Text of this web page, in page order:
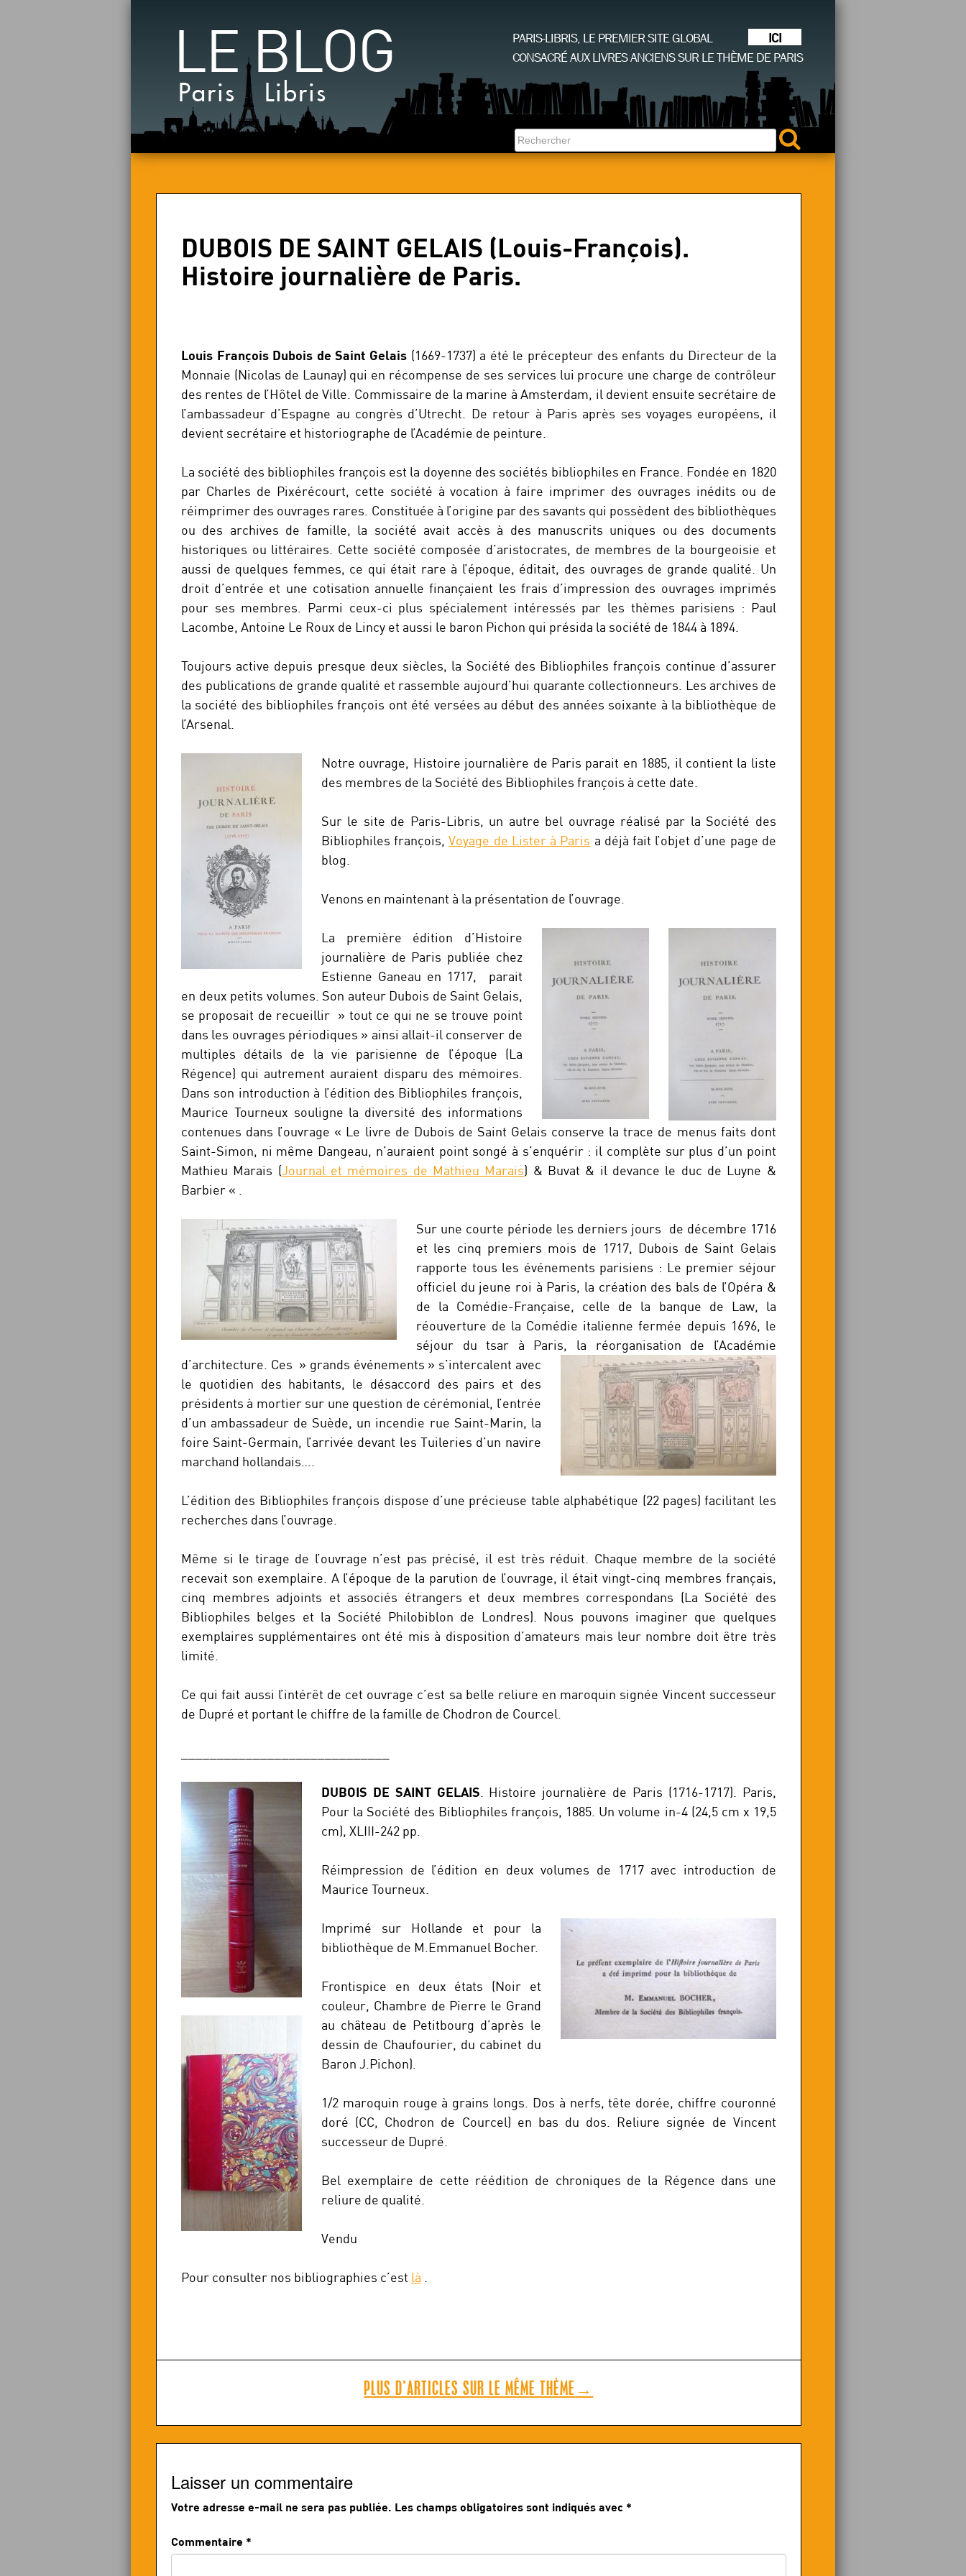
LE BLOG
Paris Libris
PARIS-LIBRIS, LE PREMIER SITE GLOBAL
ICI
CONSACRÉ AUX LIVRES ANCIENS SUR LE THÈME DE PARIS
DUBOIS DE SAINT GELAIS (Louis-François).
Histoire journalière de Paris.
Louis François Dubois de Saint Gelais (1669-1737) a été le précepteur des enfants du Directeur de la
Monnaie (Nicolas de Launay) qui en récompense de ses services lui procure une charge de contrôleur
des rentes de l’Hôtel de Ville. Commissaire de la marine à Amsterdam, il devient ensuite secrétaire de
l’ambassadeur d’Espagne au congrès d’Utrecht. De retour à Paris après ses voyages européens, il
devient secrétaire et historiographe de l’Académie de peinture.
La société des bibliophiles françois est la doyenne des sociétés bibliophiles en France. Fondée en 1820
par Charles de Pixérécourt, cette société à vocation à faire imprimer des ouvrages inédits ou de
réimprimer des ouvrages rares. Constituée à l’origine par des savants qui possèdent des bibliothèques
ou des archives de famille, la société avait accès à des manuscrits uniques ou des documents
historiques ou littéraires. Cette société composée d’aristocrates, de membres de la bourgeoisie et
aussi de quelques femmes, ce qui était rare à l’époque, éditait, des ouvrages de grande qualité. Un
droit d’entrée et une cotisation annuelle finançaient les frais d’impression des ouvrages imprimés
pour ses membres. Parmi ceux-ci plus spécialement intéressés par les thèmes parisiens : Paul
Lacombe, Antoine Le Roux de Lincy et aussi le baron Pichon qui présida la société de 1844 à 1894.
Toujours active depuis presque deux siècles, la Société des Bibliophiles françois continue d’assurer
des publications de grande qualité et rassemble aujourd’hui quarante collectionneurs. Les archives de
la société des bibliophiles françois ont été versées au début des années soixante à la bibliothèque de
l’Arsenal.
Notre ouvrage, Histoire journalière de Paris parait en 1885, il contient la liste
des membres de la Société des Bibliophiles françois à cette date.
Sur le site de Paris-Libris, un autre bel ouvrage réalisé par la Société des
Bibliophiles françois,Voyage de Lister à Paris a déjà fait l’objet d’une page de
blog.
Venons en maintenant à la présentation de l’ouvrage.
La première édition d’Histoire
journalière de Paris publiée chez
Estienne Ganeau en 1717, parait
en deux petits volumes. Son auteur Dubois de Saint Gelais,
se proposait de recueillir » tout ce qui ne se trouve point
dans les ouvrages périodiques » ainsi allait-il conserver de
multiples détails de la vie parisienne de l’époque (La
Régence) qui autrement auraient disparu des mémoires.
Dans son introduction à l’édition des Bibliophiles françois,
Maurice Tourneux souligne la diversité des informations
contenues dans l’ouvrage « Le livre de Dubois de Saint Gelais conserve la trace de menus faits dont
Saint-Simon, ni même Dangeau, n’auraient point songé à s’enquérir : il complète sur plus d’un point
Mathieu Marais (Journal et mémoires de Mathieu Marais) & Buvat & il devance le duc de Luyne &
Barbier « .
Sur une courte période les derniers jours de décembre 1716
et les cinq premiers mois de 1717, Dubois de Saint Gelais
rapporte tous les événements parisiens : Le premier séjour
officiel du jeune roi à Paris, la création des bals de l’Opéra &
de la Comédie-Française, celle de la banque de Law, la
réouverture de la Comédie italienne fermée depuis 1696, le
séjour du tsar à Paris, la réorganisation de l’Académie
d’architecture. Ces » grands événements » s’intercalent avec
le quotidien des habitants, le désaccord des pairs et des
présidents à mortier sur une question de cérémonial, l’entrée
d’un ambassadeur de Suède, un incendie rue Saint-Marin, la
foire Saint-Germain, l’arrivée devant les Tuileries d’un navire
marchand hollandais….
L’édition des Bibliophiles françois dispose d’une précieuse table alphabétique (22 pages) facilitant les
recherches dans l’ouvrage.
Même si le tirage de l’ouvrage n’est pas précisé, il est très réduit. Chaque membre de la société
recevait son exemplaire. A l’époque de la parution de l’ouvrage, il était vingt-cinq membres français,
cinq membres adjoints et associés étrangers et deux membres correspondans (La Société des
Bibliophiles belges et la Société Philobiblon de Londres). Nous pouvons imaginer que quelques
exemplaires supplémentaires ont été mis à disposition d’amateurs mais leur nombre doit être très
limité.
Ce qui fait aussi l’intérêt de cet ouvrage c’est sa belle reliure en maroquin signée Vincent successeur
de Dupré et portant le chiffre de la famille de Chodron de Courcel.
DUBOIS DE SAINT GELAIS. Histoire journalière de Paris (1716-1717). Paris,
Pour la Société des Bibliophiles françois, 1885. Un volume in-4 (24,5 cm x 19,5
cm), XLIII-242 pp.
Réimpression de l’édition en deux volumes de 1717 avec introduction de
Maurice Tourneux.
Imprimé sur Hollande et pour la
bibliothèque de M.Emmanuel Bocher.
Frontispice en deux états (Noir et
couleur, Chambre de Pierre le Grand
au château de Petitbourg d’après le
dessin de Chaufourier, du cabinet du
Baron J.Pichon).
1/2 maroquin rouge à grains longs. Dos à nerfs, tête dorée, chiffre couronné
doré (CC, Chodron de Courcel) en bas du dos. Reliure signée de Vincent
successeur de Dupré.
Bel exemplaire de cette réédition de chroniques de la Régence dans une
reliure de qualité.
Vendu
Pour consulter nos bibliographies c’est là .
PLUS D’ARTICLES SUR LE MÊME THÈME →
Laisser un commentaire
Votre adresse e-mail ne sera pas publiée. Les champs obligatoires sont indiqués avec *
Commentaire *